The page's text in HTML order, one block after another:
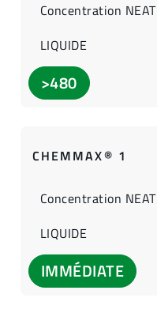
Concentration NEAT
LIQUIDE
>480
CHEMMAX® 1
Concentration NEAT
LIQUIDE
IMMÉDIATE